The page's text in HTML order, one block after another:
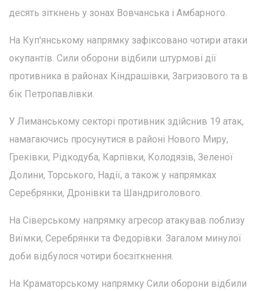
десять зіткнень у зонах Вовчанська і Амбарного.
На Куп'янському напрямку зафіксовано чотири атаки
окупантів. Сили оборони відбили штурмові дії
противника в районах Кіндрашівки, Загризового та в
бік Петропавлівки.
У Лиманському секторі противник здійснив 19 атак,
намагаючись просунутися в районі Нового Миру,
Греківки, Рідкодуба, Карпівки, Колодязів, Зеленої
Долини, Торського, Надії, а також у напрямках
Серебрянки, Дронівки та Шандриголового.
На Сіверському напрямку агресор атакував поблизу
Виїмки, Серебрянки та Федорівки. Загалом минулої
доби відбулося чотири боєзіткнення.
На Краматорському напрямку Сили оборони відбили